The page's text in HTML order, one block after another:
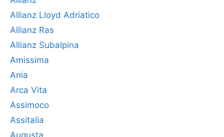
Allianz Lloyd Adriatico
Allianz Ras
Allianz Subalpina
Amissima
Ania
Arca Vita
Assimoco
Assitalia
Augusta